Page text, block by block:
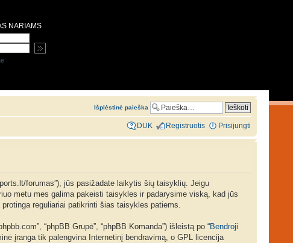
Išplėstinė paieška
DUK Registruotis Prisijungti
forumas”), jūs pasižadate laikytis šių taisyklių. Jeigu
metu mes galima pakeisti taisykles ir padarysime viską, kad jūs
reguliariai patikrinti šias taisykles patiems.
“phpBB Grupė”, “phpBB Komanda”) išleistą po “Bendroji
įranga tik palengvina Internetinį bendravimą, o GPL licencija
NARIAMS